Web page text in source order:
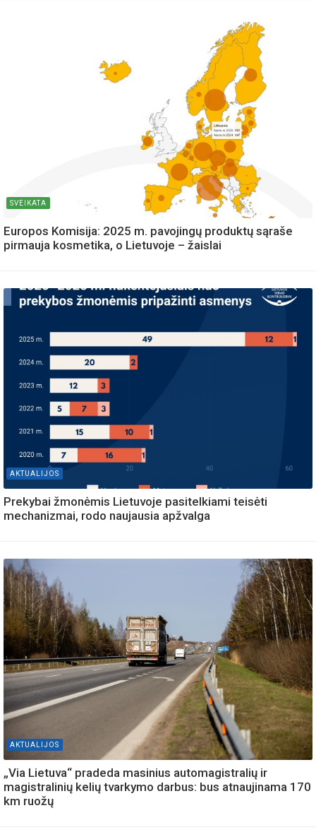
SVEIKATA
Europos Komisija: 2025 m. pavojingų produktų sąraše
pirmauja kosmetika, o Lietuvoje – žaislai
AKTUALIJOS
Prekybai žmonėmis Lietuvoje pasitelkiami teisėti
mechanizmai, rodo naujausia apžvalga
AKTUALIJOS
„Via Lietuva“ pradeda masinius automagistralių ir
magistralinių kelių tvarkymo darbus: bus atnaujinama 170
km ruožų